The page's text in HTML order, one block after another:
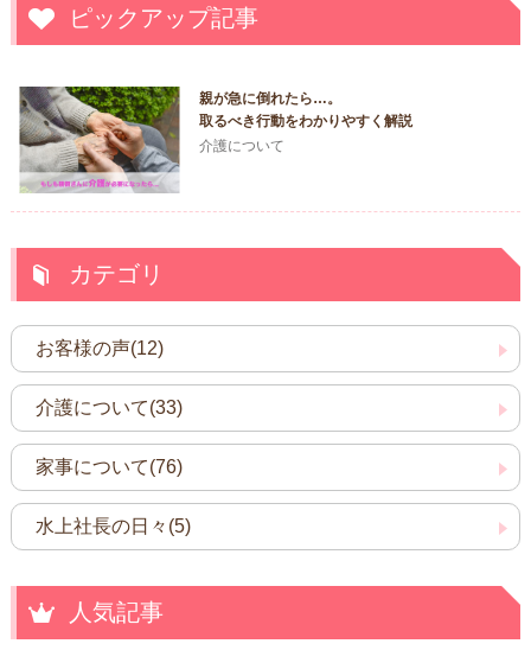
ピックアップ記事
親が急に倒れたら…。
取るべき行動をわかりやすく解説
介護について
カテゴリ
お客様の声(12)
介護について(33)
家事について(76)
水上社長の日々(5)
人気記事